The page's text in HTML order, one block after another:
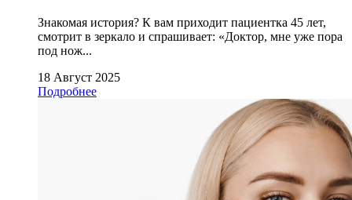
Знакомая история? К вам приходит пациентка 45 лет,
смотрит в зеркало и спрашивает: «Доктор, мне уже пора
под нож...
18 Август 2025
Подробнее